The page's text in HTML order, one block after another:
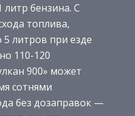
бензина. С
топлива,
литров при езде
110-120
900» может
сотнями
без дозаправок —